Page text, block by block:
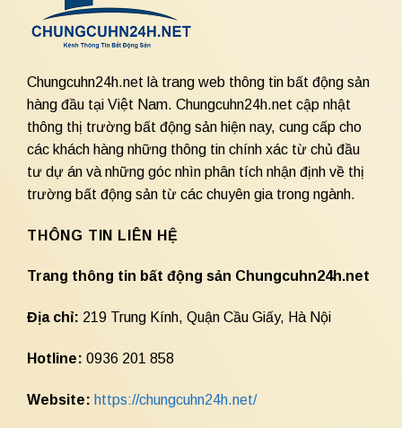
Chungcuhn24h.net là trang web thông tin bất động sản
hàng đầu tại Việt Nam. Chungcuhn24h.net cập nhật
thông thị trường bất động sản hiện nay, cung cấp cho
các khách hàng những thông tin chính xác từ chủ đầu
tư dự án và những góc nhìn phân tích nhận định về thị
trường bất động sản từ các chuyên gia trong ngành.
THÔNG TIN LIÊN HỆ
Trang thông tin bất động sản Chungcuhn24h.net
Địa chỉ: 219 Trung Kính, Quận Cầu Giấy, Hà Nội
Hotline: 0936 201 858
Website: https://chungcuhn24h.net/